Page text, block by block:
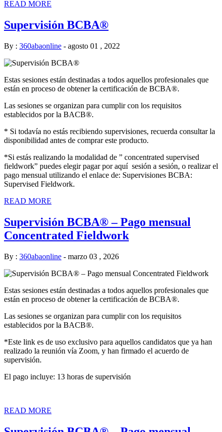
READ MORE
Supervisión BCBA®
By : 360abaonline - agosto 01 , 2022
Estas sesiones están destinadas a todos aquellos profesionales que
están en proceso de obtener la certificación de BCBA®.
Las sesiones se organizan para cumplir con los requisitos
establecidos por la BACB®.
* Si todavía no estás recibiendo supervisiones, recuerda consultar la
disponibilidad antes de comprar este producto.
*Si estás realizando la modalidad de ” concentrated supervised
fieldwork” puedes elegir pagar por aquí sesión a sesión, o realizar el
pago mensual utilizando el enlace de: Supervisiones BCBA:
Supervised Fieldwork.
READ MORE
Supervisión BCBA® – Pago mensual
Concentrated Fieldwork
By : 360abaonline - marzo 03 , 2026
Estas sesiones están destinadas a todos aquellos profesionales que
están en proceso de obtener la certificación de BCBA®.
Las sesiones se organizan para cumplir con los requisitos
establecidos por la BACB®.
*Este link es de uso exclusivo para aquellos candidatos que ya han
realizado la reunión vía Zoom, y han firmado el acuerdo de
supervisión.
El pago incluye: 13 horas de supervisión
READ MORE